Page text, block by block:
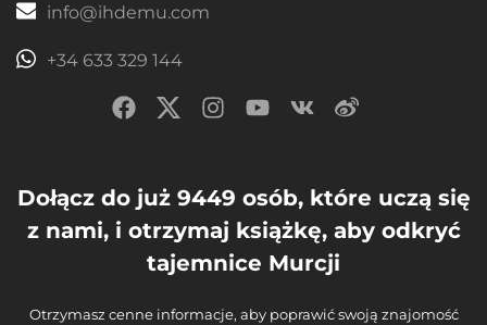
info@ihdemu.com
+34 633 329 144
Dołącz do już 9449 osób, które uczą się
z nami, i otrzymaj książkę, aby odkryć
tajemnice Murcji
Otrzymasz cenne informacje, aby poprawić swoją znajomość